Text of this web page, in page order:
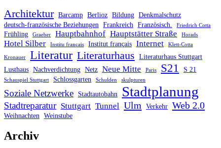
Architektur Barcamp Berlioz Bildung Denkmalschutz
deutsch-französische Beziehungen
Frankreich Französisch. Friedrich Cotta
Frühling Graeber Hauptbahnhof Hauptstätter Straße Horads
Hotel Silber Institu français Institut français Internet Klett-Cotta
Kronauer Literatur Literaturhaus
Literaturhaus Stuttgart
Lusthaus Nachverdichtung Netz Neue Mitte Paris S21 S 21
Schauspiel Stuttgart Schlossgarten Schulden skulpturen
Soziale Netzwerke Stadtautobahn Stadtplanung
Stadtreparatur Stuttgart Tunnel Ulm Verkehr Web 2.0
Weihnachten Weinstube
Archiv